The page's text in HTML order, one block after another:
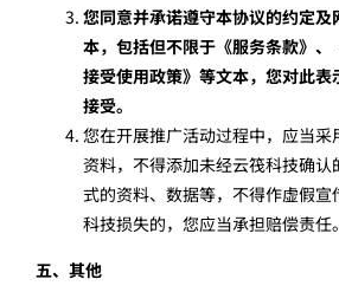
您同意并承诺遵守本协议的约定及
本，包括但不限于《服务条款》
接受使用政策》等文本，您对此表
接受。
您在开展推广活动过程中，应当
资料，不得添加未经云筏科技确
式的资料、数据等，不得作虚假
科技损失的，您应当承担赔偿责任。
五、其他